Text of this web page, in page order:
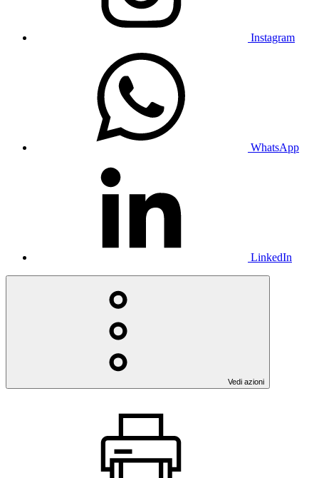
Instagram
WhatsApp
LinkedIn
Vedi azioni